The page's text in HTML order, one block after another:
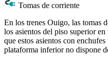
Tomas de corriente
En los trenes Ouigo, las tomas
los asientos del piso superior
que estos asientos con
plataforma inferior no dispone